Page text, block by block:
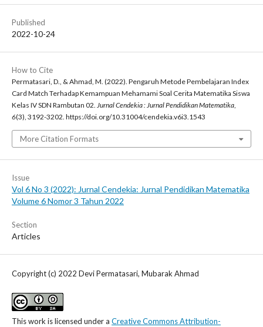
Published
2022-10-24
How to Cite
Permatasari, D., & Ahmad, M. (2022). Pengaruh Metode Pembelajaran Index
Card Match Terhadap Kemampuan Mehamami Soal Cerita Matematika Siswa
Kelas IV SDN Rambutan 02. Jurnal Cendekia : Jurnal Pendidikan Matematika,
6(3), 3192-3202. https://doi.org/10.31004/cendekia.v6i3.1543
More Citation Formats
Issue
Vol 6 No 3 (2022): Jurnal Cendekia: Jurnal Pendidikan Matematika
Volume 6 Nomor 3 Tahun 2022
Section
Articles
Copyright (c) 2022 Devi Permatasari, Mubarak Ahmad
This work is licensed under a Creative Commons Attribution-